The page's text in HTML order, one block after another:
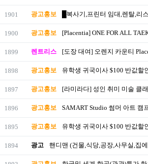
1901 광고홍보 █복사기,프린터 임대,렌탈,리
1900 광고홍보 [Placentia] ONE FOR ALL
1899 렌트리스 [도장 대여] 오렌지 카운티
1898 광고홍보 유학생 귀국이사 $100 반값할
1897 광고홍보 [라미라다] 성인 취미 미술 클
1896 광고홍보 SAMART Studio 썸머 아트 캠
1895 광고홍보 유학생 귀국이사 $100 반값할
1894 광고 핸디맨 (건물,식당,공장,사무실,집